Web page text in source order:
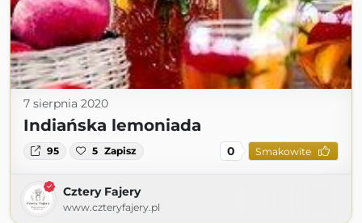
7 sierpnia 2020
Indiańska lemoniada
95 5 Zapisz 0 Smakowite
Cztery Fajery
www.czteryfajery.pl